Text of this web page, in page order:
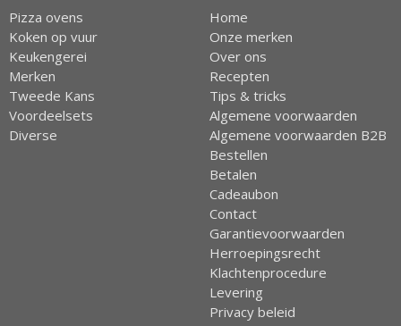
Pizza ovens
Koken op vuur
Keukengerei
Merken
Tweede Kans
Voordeelsets
Diverse
Home
Onze merken
Over ons
Recepten
Tips & tricks
Algemene voorwaarden
Algemene voorwaarden B2B
Bestellen
Betalen
Cadeaubon
Contact
Garantievoorwaarden
Herroepingsrecht
Klachtenprocedure
Levering
Privacy beleid